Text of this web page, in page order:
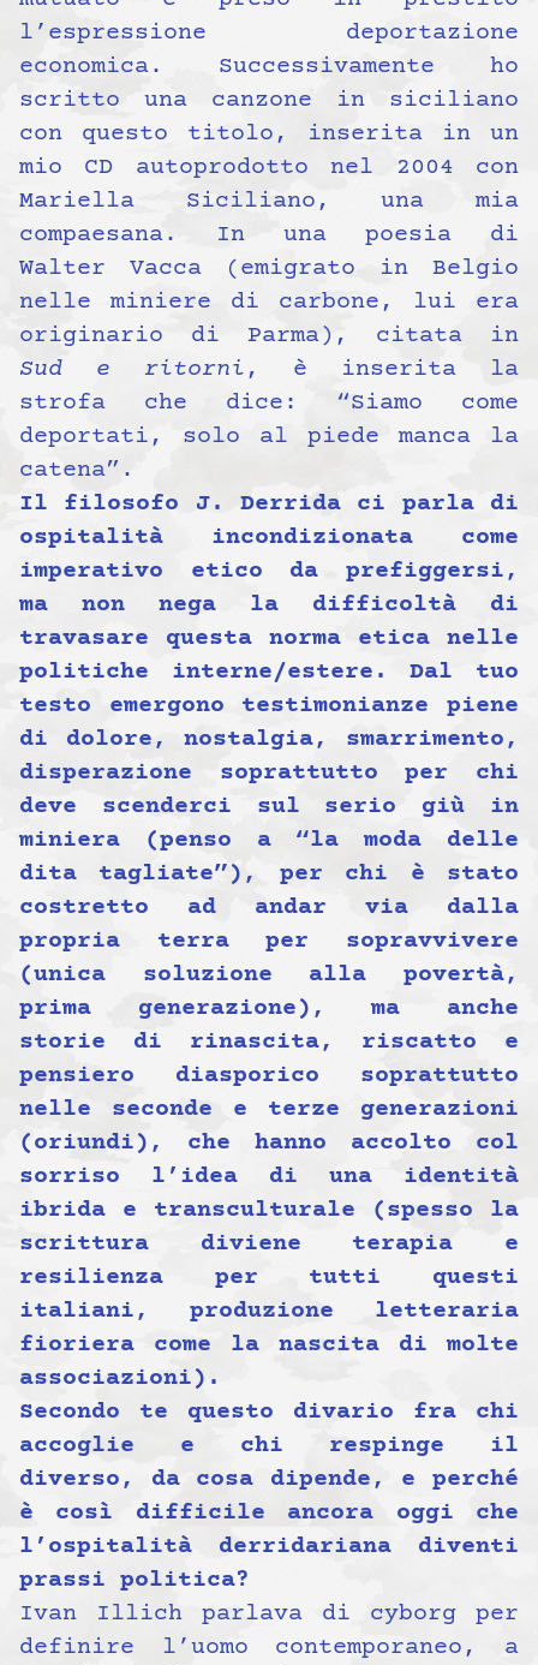
l’espressione deportazione
economica. Successivamente ho
scritto una canzone in siciliano
con questo titolo, inserita in un
mio CD autoprodotto nel 2004 con
Mariella Siciliano, una mia
compaesana. In una poesia di
Walter Vacca (emigrato in Belgio
nelle miniere di carbone, lui era
originario di Parma), citata in
Sud e ritorni , è inserita la
strofa che dice: “Siamo come
deportati, solo al piede manca la
catena”.
Il filosofo J. Derrida ci parla di
ospitalità incondizionata come
imperativo etico da prefiggersi,
ma non nega la difficoltà di
travasare questa norma etica nelle
politiche interne/estere. Dal tuo
testo emergono testimonianze piene
di dolore, nostalgia, smarrimento,
disperazione soprattutto per chi
deve scenderci sul serio giù in
miniera (penso a “la moda delle
dita tagliate”), per chi è stato
costretto ad andar via dalla
propria terra per sopravvivere
(unica soluzione alla povertà,
prima generazione), ma anche
storie di rinascita, riscatto e
pensiero diasporico soprattutto
nelle seconde e terze generazioni
(oriundi), che hanno accolto col
sorriso l’idea di una identità
ibrida e transculturale (spesso la
scrittura diviene terapia e
resilienza per tutti questi
italiani, produzione letteraria
fioriera come la nascita di molte
associazioni).
Secondo te questo divario fra chi
accoglie e chi respinge il
diverso, da cosa dipende, e perché
è così difficile ancora oggi che
l’ospitalità derridariana diventi
prassi politica?
Ivan Illich parlava di cyborg per
definire l’uomo contemporaneo, a